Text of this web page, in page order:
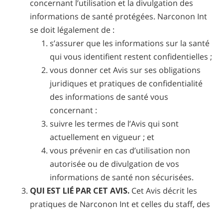
concernant l’utilisation et la divulgation des
informations de santé protégées. Narconon Int
se doit légalement de :
s’assurer que les informations sur la santé
qui vous identifient restent confidentielles ;
vous donner cet Avis sur ses obligations
juridiques et pratiques de confidentialité
des informations de santé vous
concernant :
suivre les termes de l’Avis qui sont
actuellement en vigueur ; et
vous prévenir en cas d’utilisation non
autorisée ou de divulgation de vos
informations de santé non sécurisées.
QUI EST LIÉ PAR CET AVIS. Cet Avis décrit les
pratiques de Narconon Int et celles du staff, des